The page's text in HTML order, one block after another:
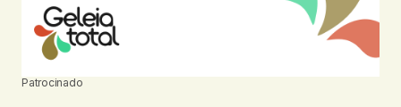
Patrocinado